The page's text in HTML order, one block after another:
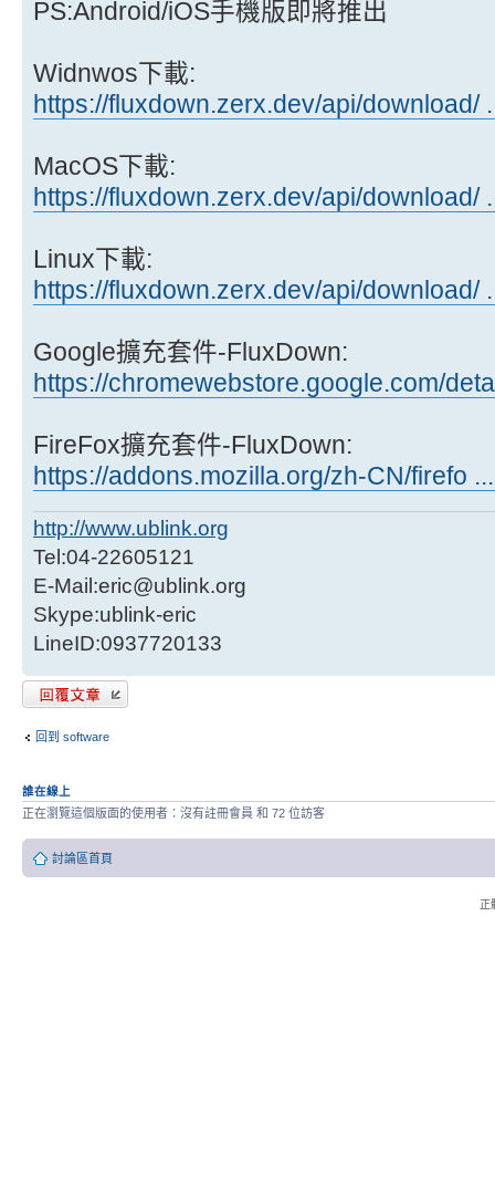
PS:Android/iOS手機版即將推出
Widnwos下載:
https://fluxdown.zerx.dev/api/download/
MacOS下載:
https://fluxdown.zerx.dev/api/download/
Linux下載:
https://fluxdown.zerx.dev/api/download/
Google擴充套件-FluxDown:
https://chromewebstore.google.com/
FireFox擴充套件-FluxDown:
https://addons.mozilla.org/zh-CN/firefo
http://www.ublink.org
Tel:04-22605121
E-Mail:eric@ublink.org
Skype:ublink-eric
LineID:0937720133
發表回覆
回到 software
誰在線上
正在瀏覽這個版面的使用者：沒有註冊會員 和 72 位訪客
討論區首頁
正